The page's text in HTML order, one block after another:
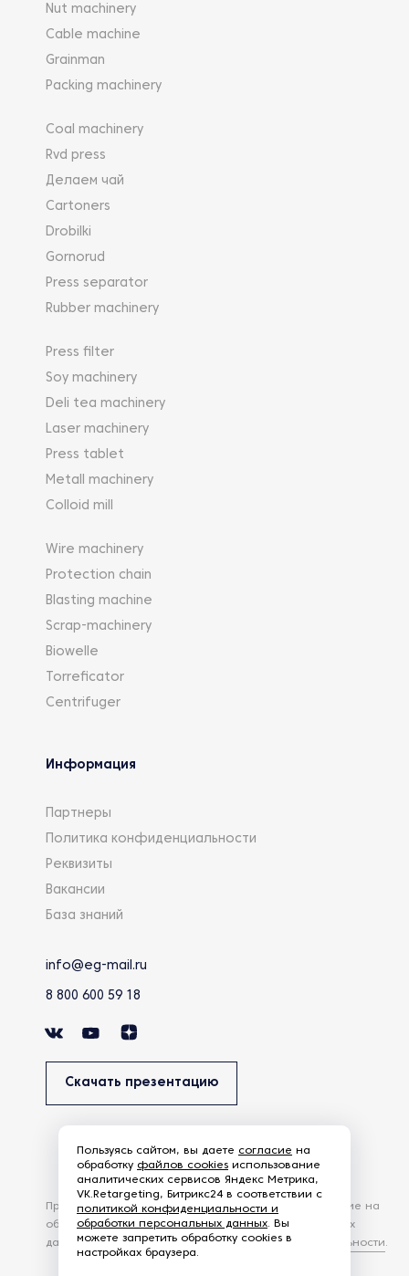
Nut machinery
Cable machine
Grainman
Packing machinery
Coal machinery
Rvd press
Делаем чай
Cartoners
Drobilki
Gornorud
Press separator
Rubber machinery
Press filter
Soy machinery
Deli tea machinery
Laser machinery
Press tablet
Metall machinery
Colloid mill
Wire machinery
Protection chain
Blasting machine
Scrap-machinery
Biowelle
Torreficator
Centrifuger
Информация
Партнеры
Политика конфиденциальности
Реквизиты
Вакансии
База знаний
info@eg-mail.ru
8 800 600 59 18
Скачать презентацию
Продолжая использовать наш сайт, вы даете согласие на
обработку файлов Cookies и других пользовательских
данных, в соответствии сПолитикой конфиденциальности.
Пользуясь сайтом, вы даете согласие на
обработку файлов cookies использование
аналитических сервисов Яндекс Метрика,
VK.Retargeting, Битрикс24 в соответствии с
политикой конфиденциальности и
обработки персональных данных. Вы
можете запретить обработку cookies в
настройках браузера.